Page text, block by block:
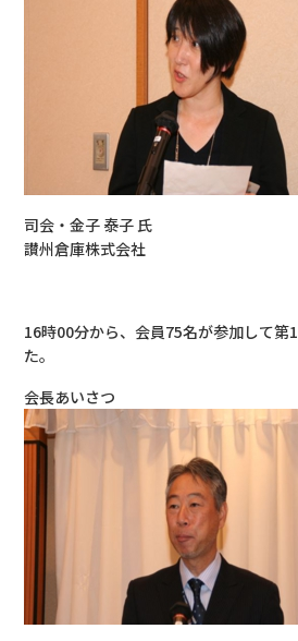
司会・金子 泰子 氏
讃州倉庫株式会社
16時00分から、会員75名が参加して第
た。
会長あいさつ